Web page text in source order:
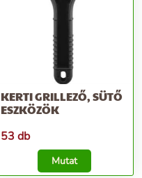
KERTI GRILLEZŐ, SÜTŐ
ESZKÖZÖK
53 db
Mutat